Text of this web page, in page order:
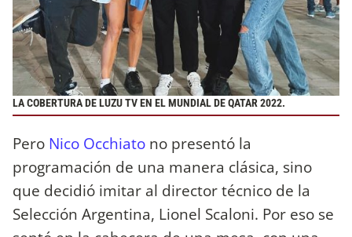
LA COBERTURA DE LUZU TV EN EL MUNDIAL DE QATAR 2022.
Pero Nico Occhiato no presentó la
programación de una manera clásica, sino
que decidió imitar al director técnico de la
Selección Argentina, Lionel Scaloni. Por eso se